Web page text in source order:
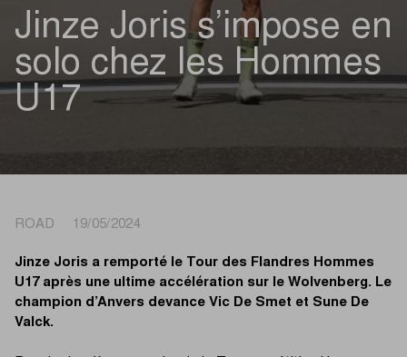
Jinze Joris s’impose en
solo chez les Hommes
U17
ROAD 19/05/2024
Jinze Joris a remporté le Tour des Flandres Hommes
U17 après une ultime accélération sur le Wolvenberg. Le
champion d’Anvers devance Vic De Smet et Sune De
Valck.